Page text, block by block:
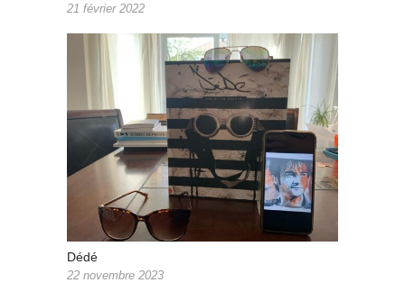
21 février 2022
Dédé
22 novembre 2023